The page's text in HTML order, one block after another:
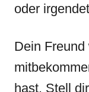
oder
Dein
hast. Stell